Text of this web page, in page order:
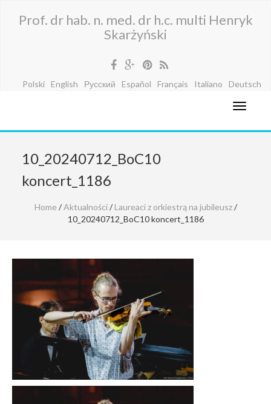
Prof. dr hab. n. med. dr h.c. multi Henryk
Skarżyński
Polski English Русский Español Français Italiano Deutsch
10_20240712_BoC10
koncert_1186
Home /Aktualności/ Laureaci z orkiestrą na jubileusz/
10_20240712_BoC10 koncert_1186